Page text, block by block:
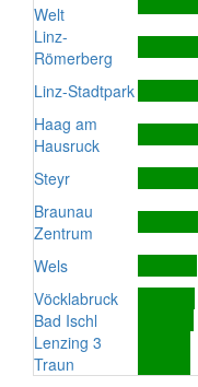
Welt
Linz-
Römerberg
Linz-Stadtpark
Haag am
Hausruck
Steyr
Braunau
Zentrum
Wels
Vöcklabruck
Bad Ischl
Lenzing 3
Traun